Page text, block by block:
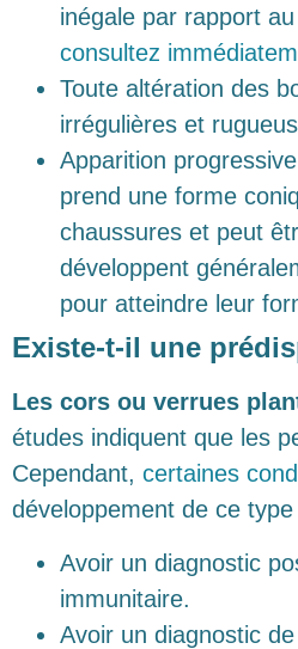
inégale par rapport
consultez
Toute altération des
irrégulières et
Apparition
prend une forme
chaussures et peut
développent
pour atteindre leur
Existe-t-il une
Les cors ou verrues
études indiquent que les
Cependant, certaines
développement de ce
Avoir un diagnostic
immunitaire.
Avoir un diagnostic